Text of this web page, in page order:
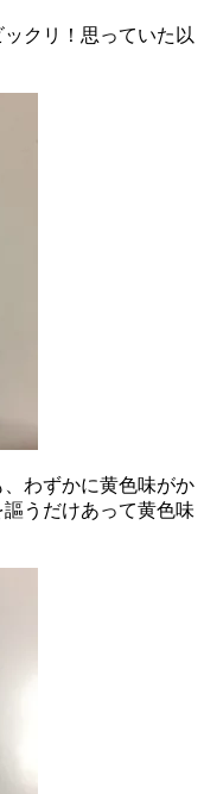
クリ！思っていた以
わずかに黄色味がか
うだけあって黄色味